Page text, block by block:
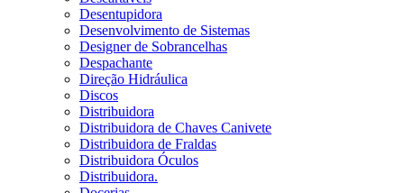
Desentupidora
Desenvolvimento de Sistemas
Designer de Sobrancelhas
Despachante
Direção Hidráulica
Discos
Distribuidora
Distribuidora de Chaves Canivete
Distribuidora de Fraldas
Distribuidora Óculos
Distribuidora.